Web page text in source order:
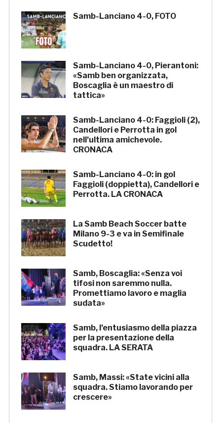
Samb-Lanciano 4-0, FOTO
Samb-Lanciano 4-0, Pierantoni:
«Samb ben organizzata,
Boscaglia è un maestro di
tattica»
Samb-Lanciano 4-0: Faggioli (2),
Candellori e Perrotta in gol
nell’ultima amichevole.
CRONACA
Samb-Lanciano 4-0: in gol
Faggioli (doppietta), Candellori e
Perrotta. LA CRONACA
La Samb Beach Soccer batte
Milano 9-3 e va in Semifinale
Scudetto!
Samb, Boscaglia: «Senza voi
tifosi non saremmo nulla.
Promettiamo lavoro e maglia
sudata»
Samb, l’entusiasmo della piazza
per la presentazione della
squadra. LA SERATA
Samb, Massi: «State vicini alla
squadra. Stiamo lavorando per
crescere»